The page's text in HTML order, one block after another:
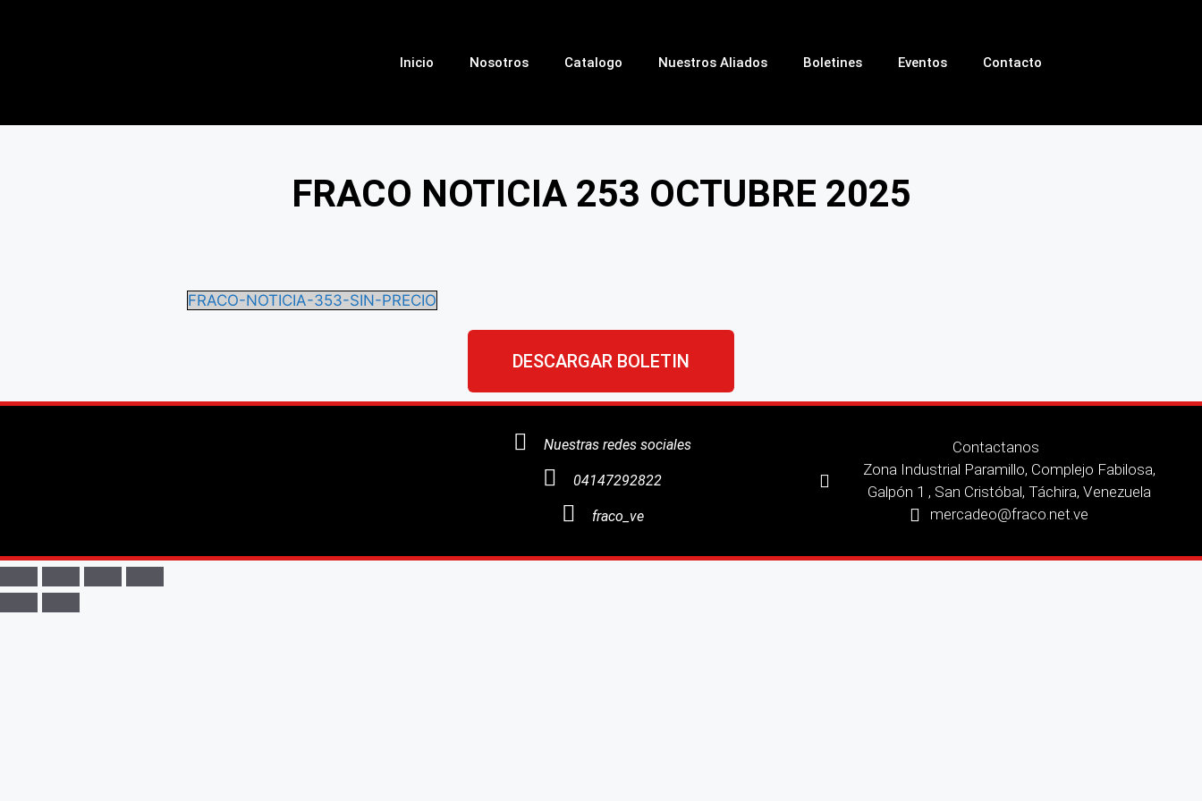
Inicio Nosotros Catalogo Nuestros Aliados Boletines Eventos Contacto
FRACO NOTICIA 253 OCTUBRE 2025
FRACO-NOTICIA-353-SIN-PRECIO
DESCARGAR BOLETIN
Nuestras redes sociales
04147292822
fraco_ve
Contactanos
Zona Industrial Paramillo, Complejo Fabilosa,
Galpón 1 , San Cristóbal, Táchira, Venezuela
mercadeo@fraco.net.ve